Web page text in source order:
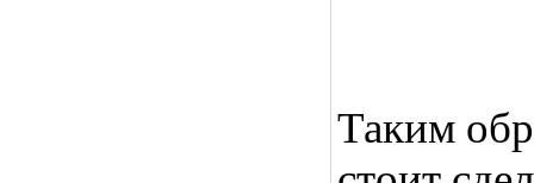
Таким